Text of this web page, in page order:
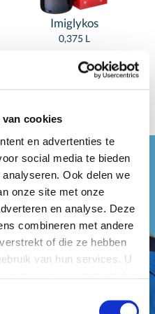
cookies
en advertenties te
social media te bieden
Ook delen we
onze site met onze
en analyse. Deze
combineren met andere
of die ze hebben
van hun services. U
Imiglykos
0,375 L